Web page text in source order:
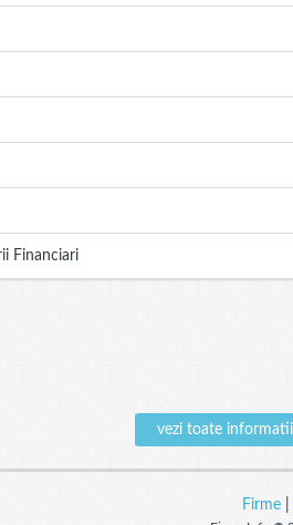
Financiari
vezi toate informatii
Firme|